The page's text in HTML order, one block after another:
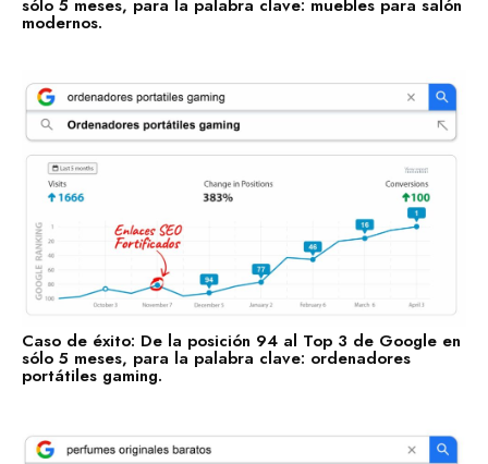
Agendar cita
Casos de Éxito
Descubre las categorías en las que ya estamos impulsando
su visibilidad. ¡Conoce en qué sectores ya estamos
trabajando para posicionar tu negocio con nuestros Enlaces
Tecnologías de la Información
Software
Servicios Financieros
Marketing y Publicidad
Educación
sólo 5 meses, para la palabra clave: muebles para salón
modernos.
Caso de éxito: De la posición 94 al Top 3 de Google en
sólo 5 meses, para la palabra clave: ordenadores
portátiles gaming.